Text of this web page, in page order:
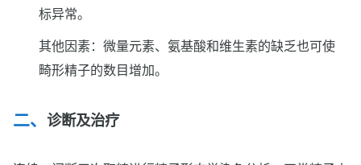
标异常。
其他因素：微量元素、氨基酸和维生素的缺乏也可使
畸形精子的数目增加。
诊断及治疗